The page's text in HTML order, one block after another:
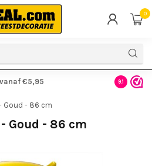
0
€5,95 Gratis
9.1
Goud - 86 cm
Goud - 86 cm